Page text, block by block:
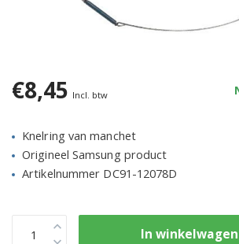
€8,45 Incl. btw
Knelring van manchet
Origineel Samsung product
Artikelnummer DC91-12078D
In winkelwagen